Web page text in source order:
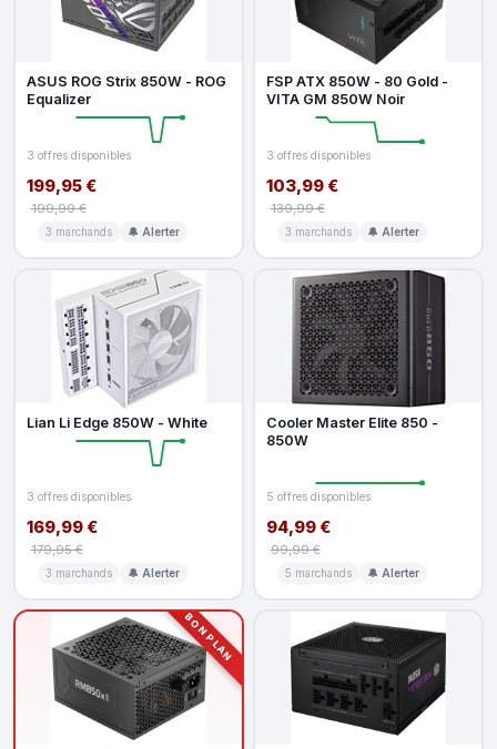
ASUS ROG Strix 850W - ROG
Equalizer
3 offres disponibles
199,95 €
199,99 €
3 marchands 🔔 Alerter
FSP ATX 850W - 80 Gold -
VITA GM 850W Noir
3 offres disponibles
103,99 €
139,99 €
3 marchands 🔔 Alerter
Lian Li Edge 850W - White
3 offres disponibles
169,99 €
179,95 €
3 marchands 🔔 Alerter
Cooler Master Elite 850 -
850W
5 offres disponibles
94,99 €
99,99 €
5 marchands 🔔 Alerter
BON PLAN